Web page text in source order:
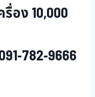
อง 10,000
782-9666